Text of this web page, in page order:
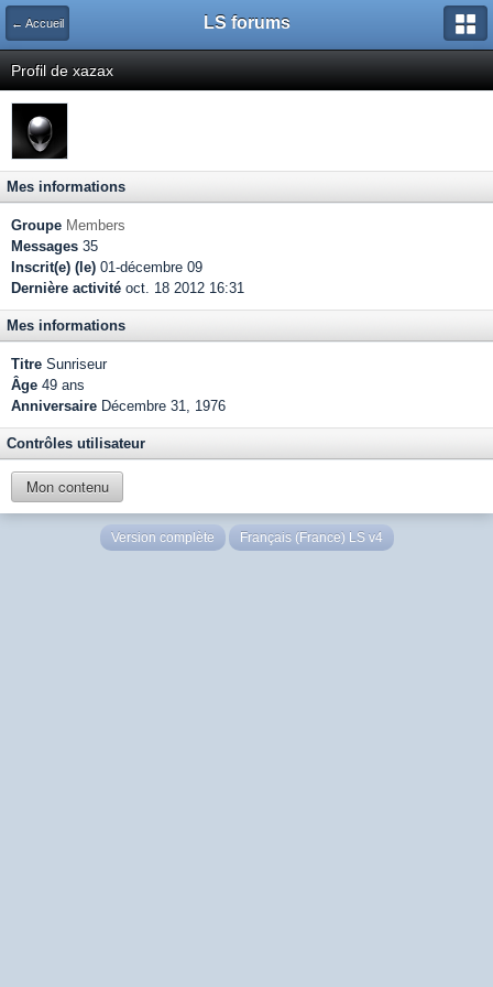
← Accueil LS forums
Profil de xazax
Mes informations
Groupe Members
Messages 35
Inscrit(e) (le) 01-décembre 09
Dernière activité oct. 18 2012 16:31
Mes informations
Titre Sunriseur
Âge 49 ans
Anniversaire Décembre 31, 1976
Contrôles utilisateur
Mon contenu
Version complète Français (France) LS v4